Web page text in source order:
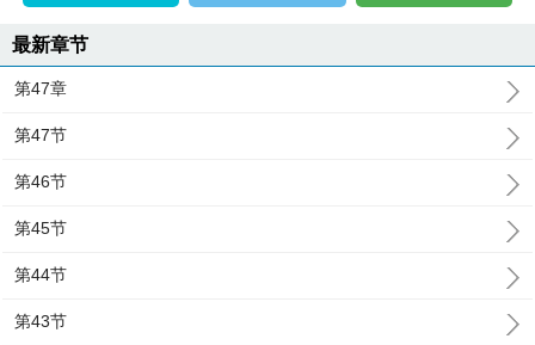
最新章节
第47章
第47节
第46节
第45节
第44节
第43节